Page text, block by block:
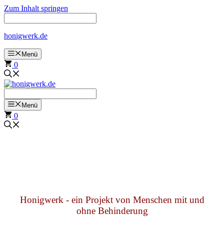
Zum Inhalt springen
honigwerk.de
Menü
0
Menü
0
Honigwerk - ein Projekt von Menschen mit und
ohne Behinderung